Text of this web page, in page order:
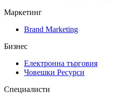
Маркетинг
Brand Marketing
Бизнес
Електронна търговия
Човешки Ресурси
Специалисти